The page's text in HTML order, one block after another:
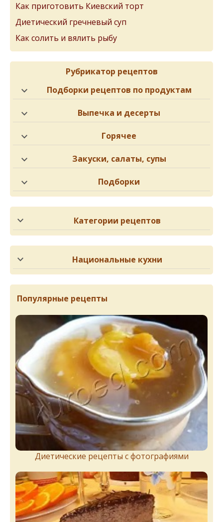
Как приготовить Киевский торт
Диетический гречневый суп
Как солить и вялить рыбу
Рубрикатор рецептов
Подборки рецептов по продуктам
Выпечка и десерты
Горячее
Закуски, салаты, супы
Подборки
Категории рецептов
Национальные кухни
Популярные рецепты
Диетические рецепты с фотографиями